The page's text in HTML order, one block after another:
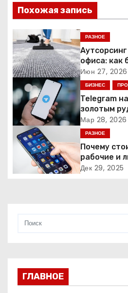
я
п
о
з
а
п
и
я
Похожая запись
РАЗНОЕ
офиса: как
время и
Июн 27, 2026
БИЗНЕС
Telegram
золотым
креаторов:
создают
Мар 28, 2026
РАЗНОЕ
Почему
рабочие и
— и чем
Дек 29, 2025
ГЛАВНОЕ